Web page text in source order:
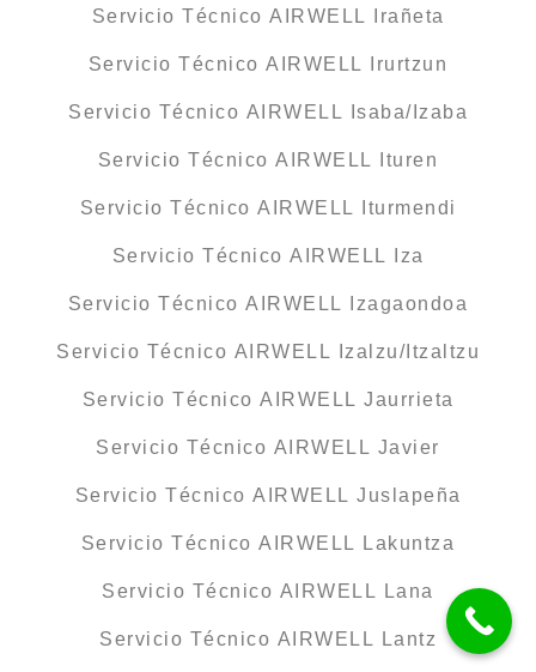
Servicio Técnico AIRWELL Irañeta
Servicio Técnico AIRWELL Irurtzun
Servicio Técnico AIRWELL Isaba/Izaba
Servicio Técnico AIRWELL Ituren
Servicio Técnico AIRWELL Iturmendi
Servicio Técnico AIRWELL Iza
Servicio Técnico AIRWELL Izagaondoa
Servicio Técnico AIRWELL Izalzu/Itzaltzu
Servicio Técnico AIRWELL Jaurrieta
Servicio Técnico AIRWELL Javier
Servicio Técnico AIRWELL Juslapeña
Servicio Técnico AIRWELL Lakuntza
Servicio Técnico AIRWELL Lana
Servicio Técnico AIRWELL Lantz